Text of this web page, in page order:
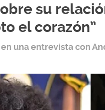
su
el corazón”
una entrevista con